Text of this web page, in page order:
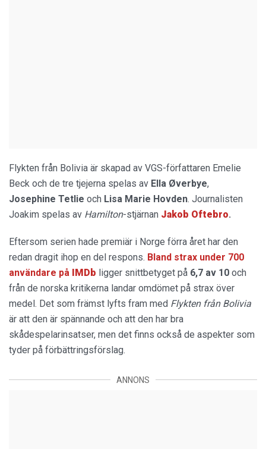
Flykten från Bolivia är skapad av VGS-författaren Emelie
Beck och de tre tjejerna spelas av Ella Øverbye,
Josephine Tetlie och Lisa Marie Hovden. Journalisten
Joakim spelas av Hamilton-stjärnan Jakob Oftebro.
Eftersom serien hade premiär i Norge förra året har den
redan dragit ihop en del respons. Bland strax under 700
användare på IMDb ligger snittbetyget på 6,7 av 10 och
från de norska kritikerna landar omdömet på strax över
medel. Det som främst lyfts fram med Flykten från Bolivia
är att den är spännande och att den har bra
skådespelarinsatser, men det finns också de aspekter som
tyder på förbättringsförslag.
ANNONS